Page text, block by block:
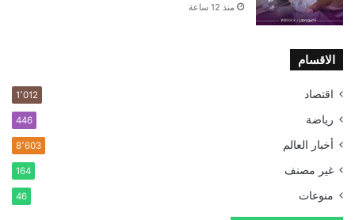
منذ 12 ساعة
الاقسام
اقتصاد 1٬012
رياضة 446
أخبار العالم 8٬603
غير مصنف 164
منوعات 46